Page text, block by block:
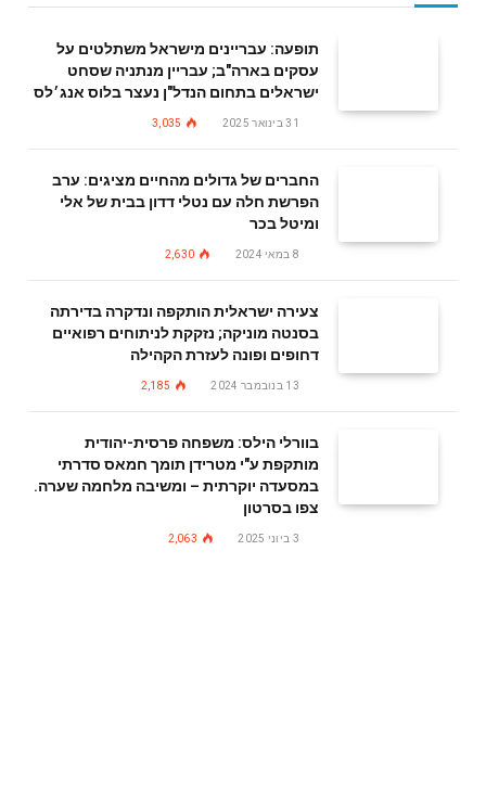
תופעה: עבריינים מישראל משתלטים על
עסקים בארה"ב; עבריין מנתניה שסחט
ישראלים בתחום הנדל"ן נעצר בלוס אנג׳לס
31 בינואר 2025 3,035
החברים של גדולים מהחיים מציגים: ערב
הפרשת חלה עם נטלי דדון בבית של אלי
ומיטל בכר
8 במאי 2024 2,630
צעירה ישראלית הותקפה ונדקרה בדירתה
בסנטה מוניקה; נזקקת לניתוחים רפואיים
דחופים ופונה לעזרת הקהילה
13 בנובמבר 2024 2,185
בוורלי הילס: משפחה פרסית-יהודית
מותקפת ע"י מטרידן תומך חמאס סדרתי
במסעדה יוקרתית – ומשיבה מלחמה שערה.
צפו בסרטון
3 ביוני 2025 2,063